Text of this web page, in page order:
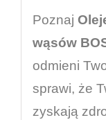
Poznaj
wąsów
odmieni
sprawi, że
zyskają